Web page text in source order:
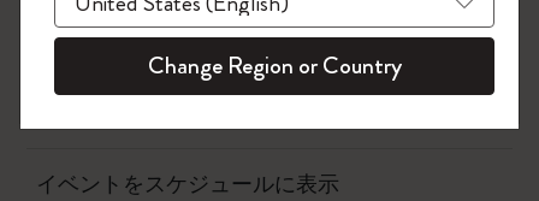
アクション
イベントをスケジュールに表示
今すぐ会員登録 !
Change Region or Country